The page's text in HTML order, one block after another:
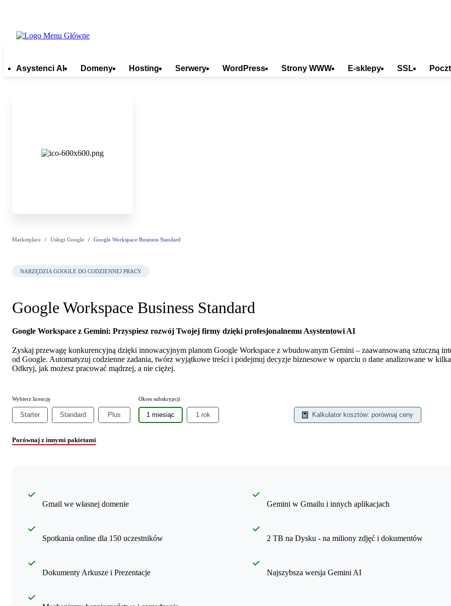
Asystenci AI Domeny Hosting Serwery WordPress Strony WWW E-sklepy SSL
Marketplace Usługi Google Google Workspace Business Standard
NARZĘDZIA GOOGLE DO CODZIENNEJ PRACY
Google Workspace Business Standard
Google Workspace z Gemini: Przyspiesz rozwój Twojej firmy dzięki profesjonalnemu Asystentowi AI
Zyskaj przewagę konkurencyjną dzięki innowacyjnym planom Google Workspace z wbudowanym Gemini – zaawansowaną sztuczną
od Google. Automatyzuj codzienne zadania, twórz wyjątkowe treści i podejmuj decyzje biznesowe w oparciu o dane analizowane w
Odkryj, jak możesz pracować mądrzej, a nie ciężej.
Wybierz licencję
Starter Standard Plus
Okres subskrypcji
1 miesiąc 1 rok Kalkulator kosztów: porównaj ceny
Porównaj z innymi pakietami
Gmail we własnej domenie
Spotkania online dla 150 uczestników
Dokumenty Arkusze i Prezentacje
Gemini w Gmailu i innych aplikacjach
2 TB na Dysku - na miliony zdjęć i dokumentów
Najszybsza wersja Gemini AI